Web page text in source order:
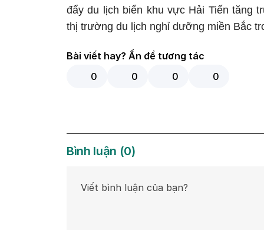
đẩy du lịch biển khu vực Hải Tiến tăng
thị trường du lịch nghỉ dưỡng miền Bắc
Bài viết hay? Ấn để tương tác
0
0 0 0
Bình luận (0)